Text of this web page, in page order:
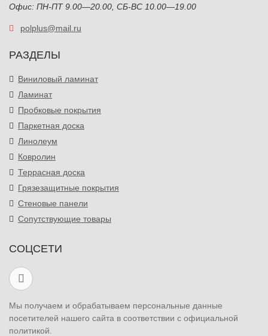
Офис: ПН-ПТ 9.00—20.00, СБ-ВС 10.00—19.00
polplus@mail.ru
РАЗДЕЛЫ
Виниловый ламинат
Ламинат
Пробковые покрытия
Паркетная доска
Линолеум
Ковролин
Террасная доска
Грязезащитные покрытия
Стеновые панели
Сопутствующие товары
СОЦСЕТИ
Мы получаем и обрабатываем персональные данные
посетителей нашего сайта в соответствии с официальной
политикой.